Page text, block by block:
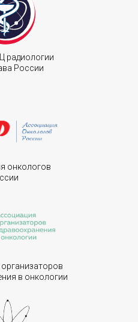
радиологии
России
в онкологии
онкологов